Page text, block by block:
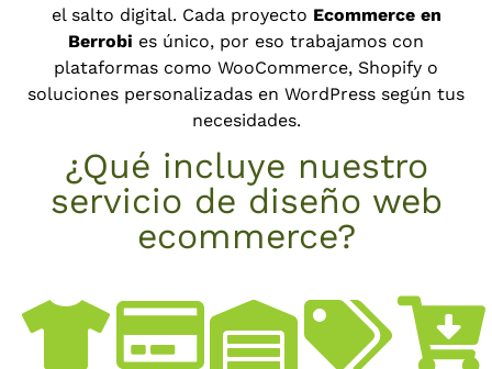
el salto digital. Cada proyecto Ecommerce en
Berrobi es único, por eso trabajamos con
plataformas como WooCommerce, Shopify o
soluciones personalizadas en WordPress según tus
necesidades.
¿Qué incluye nuestro
servicio de diseño web
ecommerce?